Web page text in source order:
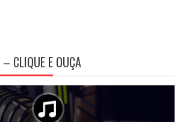
CLIQUE E OUÇA